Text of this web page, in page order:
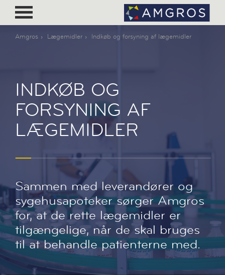
Amgros Lægemidler Indkøb og forsyning af lægemidler
INDKØB OG
FORSYNING AF
LÆGEMIDLER
Sammen med leverandører og
sygehusapoteker sørger Amgros
for, at de rette lægemidler er
tilgængelige, når de skal bruges
til at behandle patienterne med.